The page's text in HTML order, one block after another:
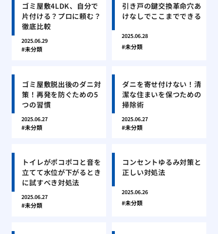
ゴミ屋敷4LDK、自分で
片付ける？プロに頼む？
徹底比較
2025.06.29
未分類
引き戸の鍵交換革命穴あ
けなしでここまでできる
2025.06.28
未分類
ゴミ屋敷脱出後のダニ対
策！再発を防ぐための5
つの習慣
2025.06.27
未分類
ダニを寄せ付けない！清
潔な住まいを保つための
掃除術
2025.06.27
未分類
トイレがポコポコと音を
立てて水位が下がるとき
に試すべき対処法
2025.06.27
未分類
コンセントゆるみ対策と
正しい対処法
2025.06.26
未分類